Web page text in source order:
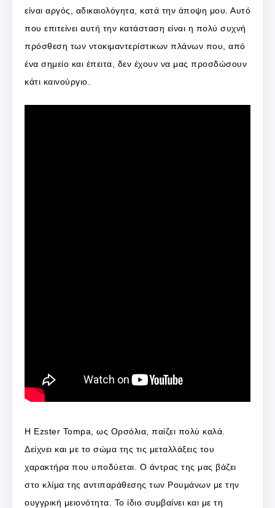
είναι αργός, αδικαιολόγητα, κατά την άποψη μου. Αυτό
που επιτείνει αυτή την κατάσταση είναι η πολύ συχνή
πρόσθεση των ντοκιμαντερίστικων πλάνων που, από
ένα σημείο και έπειτα, δεν έχουν να μας προσδώσουν
κάτι καινούργιο.
Η Ezster Tompa, ως Ορσόλια, παίζει πολύ καλά.
Δείχνει και με το σώμα της τις μεταλλάξεις του
χαρακτήρα που υποδύεται. Ο άντρας της μας βάζει
στο κλίμα της αντιπαράθεσης των Ρουμάνων με την
ουγγρική μειονότητα. Το ίδιο συμβαίνει και με τη